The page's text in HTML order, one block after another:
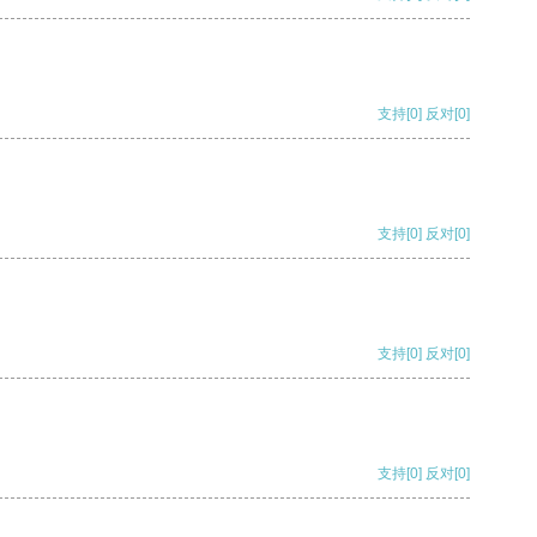
支持[0] 反对[0]
支持[0] 反对[0]
支持[0] 反对[0]
支持[0] 反对[0]